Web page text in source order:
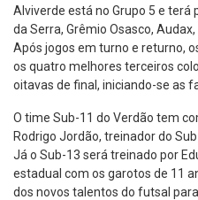
Alviverde está no Grupo 5 e
da Serra, Grêmio Osasco,
Após jogos em turno e returno,
os quatro melhores terceiros
oitavas de final, iniciando-se as
O time Sub-11 do Verdão tem
Rodrigo Jordão, treinador do
Já o Sub-13 será treinado por
estadual com os garotos de 11
dos novos talentos do futsal